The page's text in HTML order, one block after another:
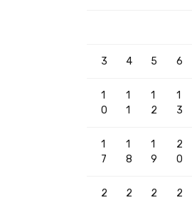
3 4 5 6
1
0
1
1
1
2
1
3
1
7
1
8
1
9
2
0
2
2
2
2